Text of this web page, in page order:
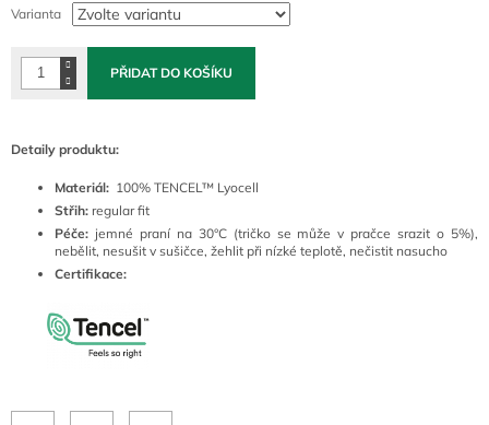
cena:
Varianta
PŘIDAT DO KOŠÍKU
Detaily produktu:
Materiál: 100% TENCEL™ Lyocell
Střih: regular fit
Péče: jemné praní na 30°C (tričko se může v pračce srazit o 5%),
nebělit, nesušit v sušičce, žehlit při nízké teplotě, nečistit nasucho
Certifikace: